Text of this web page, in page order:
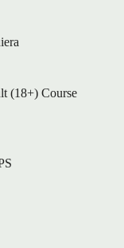
(18+) Course